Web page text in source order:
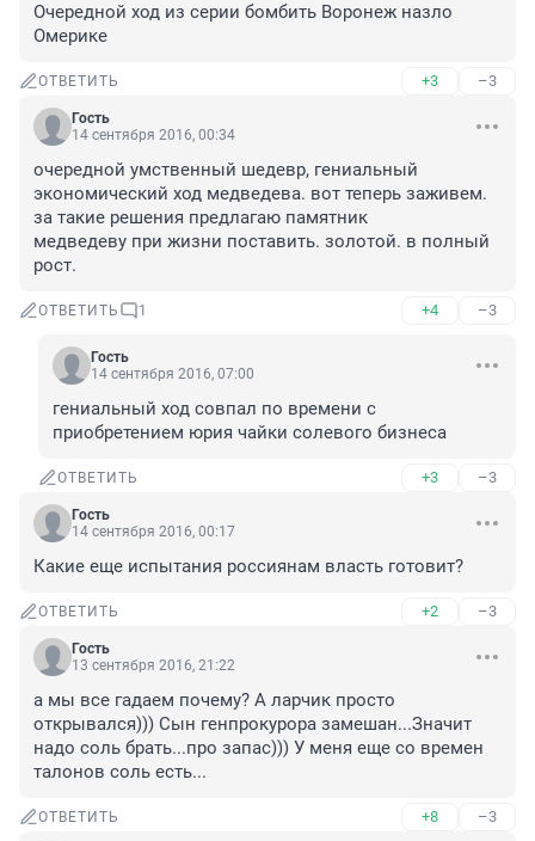
Очередной ход из серии бомбить Воронеж назло
Омерике
ОТВЕТИТЬ +3 –3
Гость
14 сентября 2016, 00:34
очередной умственный шедевр, гениальный
экономический ход медведева. вот теперь заживем.
за такие решения предлагаю памятник
медведеву при жизни поставить. золотой. в полный
рост.
ОТВЕТИТЬ 1 +4 –3
Гость
14 сентября 2016, 07:00
гениальный ход совпал по времени с
приобретением юрия чайки солевого бизнеса
ОТВЕТИТЬ +3 –3
Гость
14 сентября 2016, 00:17
Какие еще испытания россиянам власть готовит?
ОТВЕТИТЬ +2 –3
Гость
13 сентября 2016, 21:22
а мы все гадаем почему? А ларчик просто
открывался))) Сын генпрокурора замешан...Значит
надо соль брать...про запас))) У меня еще со времен
талонов соль есть...
ОТВЕТИТЬ +8 –3